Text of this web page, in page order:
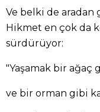
Ve belki de aradan
Hikmet en çok da
sürdürüyor:
"Yaşamak bir ağaç
ve bir orman gibi